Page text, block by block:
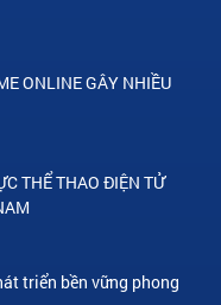
ONLINE GÂY NHIỀU
THỂ THAO ĐIỆN TỬ
triển bền vững phong